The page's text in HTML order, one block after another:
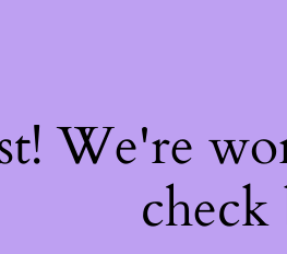
We're
check